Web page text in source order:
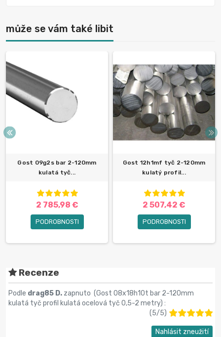
může se vám také libit
Gost 09g2s bar 2-120mm
kulatá tyč...
2 785,98 €
PODROBNOSTI
Gost 12h1mf tyč 2-120mm
kulatý profil...
2 507,42 €
PODROBNOSTI
Recenze
Podle drag85 D. zapnuto (Gost 08x18h10t bar 2-120mm
kulatá tyč profil kulatá ocelová tyč 0,5-2 metry) :
(5/5)
Nahlásit zneužití